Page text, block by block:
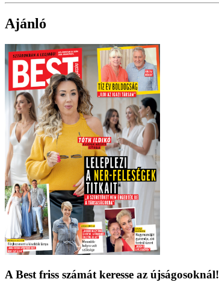
Ajánló
A Best friss számát keresse az újságosoknál!